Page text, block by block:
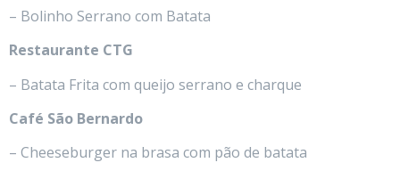
– Bolinho Serrano com Batata
Restaurante CTG
– Batata Frita com queijo serrano e charque
Café São Bernardo
– Cheeseburger na brasa com pão de batata